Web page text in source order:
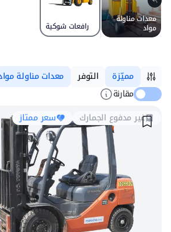
معدات مناولة
مواد رافعات شوكية
مميّزة التوفر معدات مناولة
مقارنة
غير مدفوع الجمارك
سعر ممتاز